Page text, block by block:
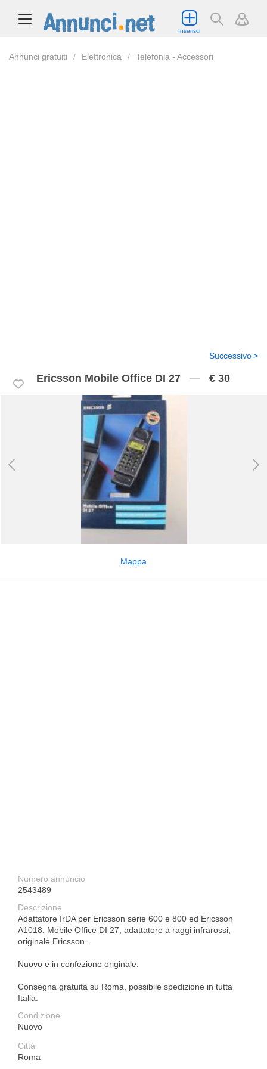
Inserisci
Annunci gratuiti Elettronica Telefonia - Accessori
Ericsson Mobile Office DI 27 € 30
Successivo
Mappa
Numero annuncio
2543489
Descrizione
Adattatore IrDA per Ericsson serie 600 e 800 ed Ericsson
A1018. Mobile Office DI 27, adattatore a raggi infrarossi,
originale Ericsson.
Nuovo e in confezione originale.
Consegna gratuita su Roma, possibile spedizione in tutta
Italia.
Condizione
Nuovo
Città
Roma